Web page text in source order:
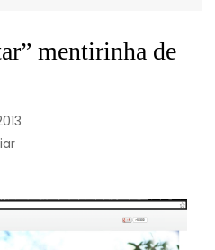
mentirinha de